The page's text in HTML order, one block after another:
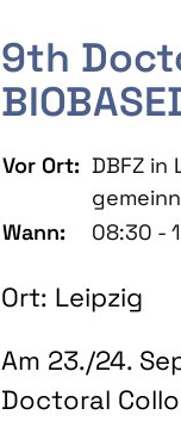
9th
Vor Ort: DBFZ in
Wann:
08:30 -
Ort: Leipzig
Am 23./24.
Doctoral